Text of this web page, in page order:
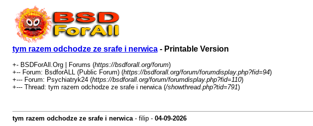
tym razem odchodze ze srafe i nerwica- Printable Version
+- BSDForAll.Org | Forums (https://bsdforall.org/forum)
+-- Forum: BsdforALL (Public Forum) (https://bsdforall.org/forum/forumdisplay.php?fid=94)
+--- Forum: Psychiatryk24 (https://bsdforall.org/forum/forumdisplay.php?fid=110)
+--- Thread: tym razem odchodze ze srafe i nerwica (/showthread.php?tid=791)
tym razem odchodze ze srafe i nerwica- filip - 04-09-2026